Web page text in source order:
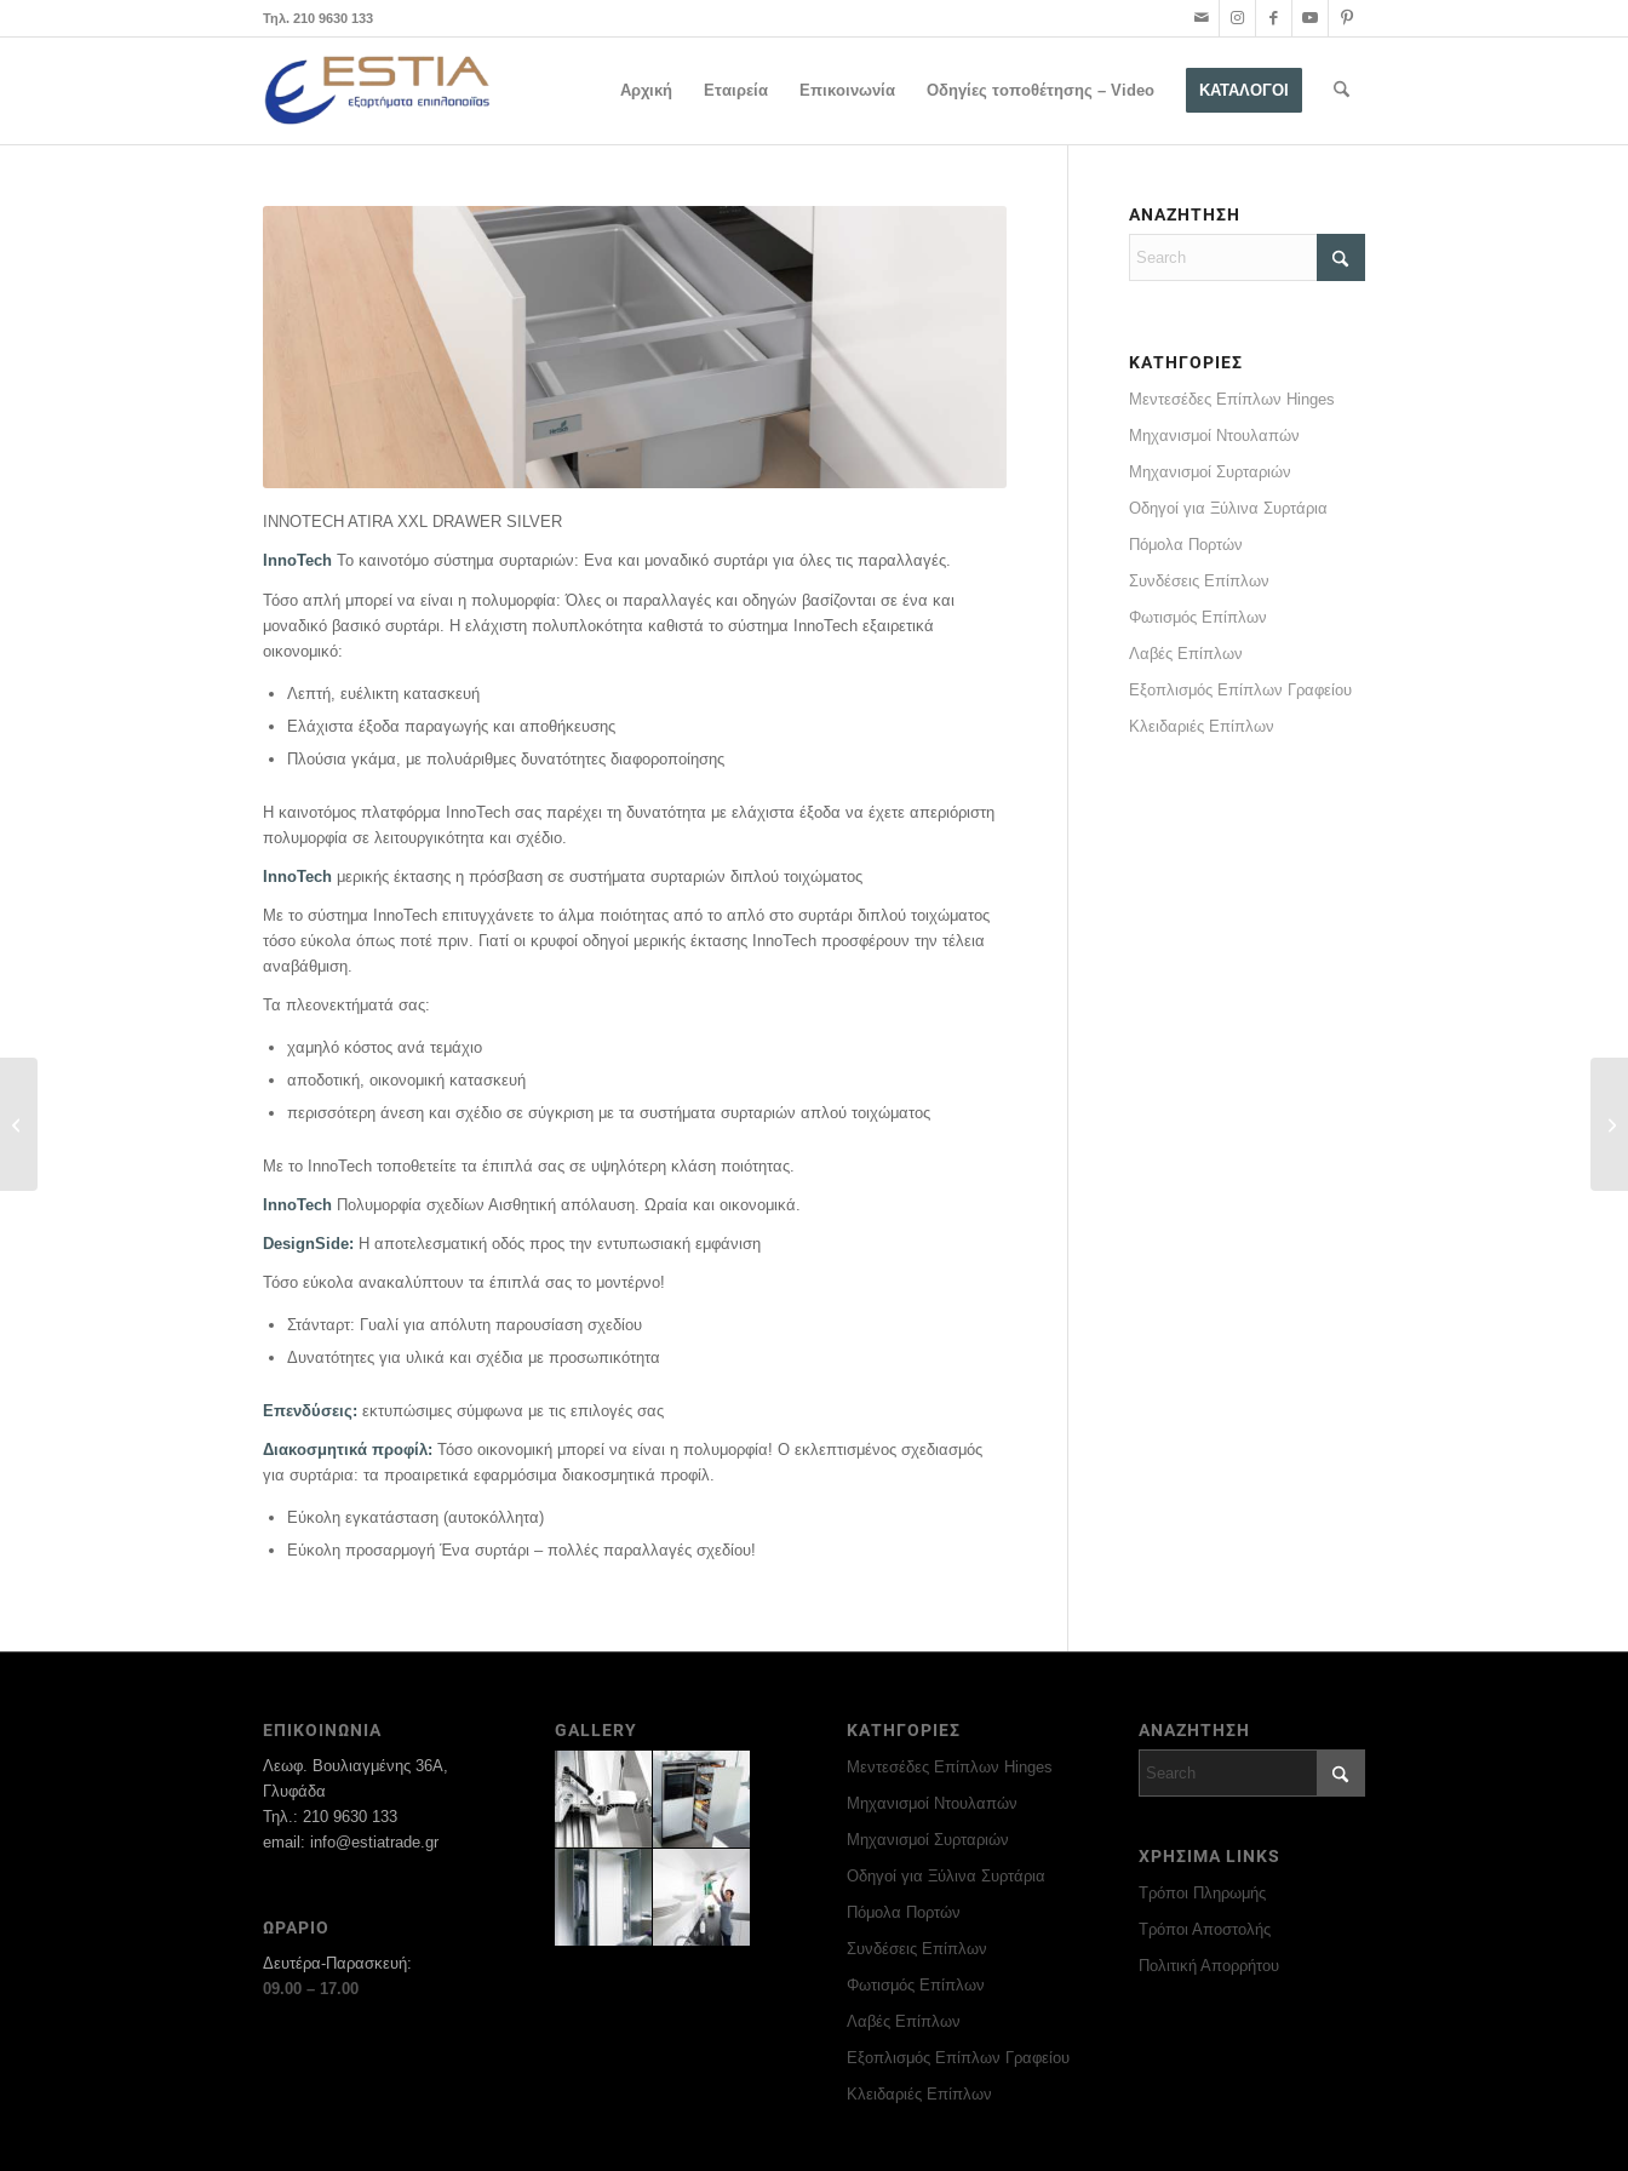
Τηλ. 210 9630 133
Αρχική Εταιρεία Επικοινωνία Οδηγίες τοποθέτησης – Video ΚΑΤΑΛΟΓΟΙ
INNOTECH ATIRA XXL DRAWER SILVER
InnoTech Το καινοτόμο σύστημα συρταριών: Ενα και μοναδικό συρτάρι για όλες τις παραλλαγές.
Τόσο απλή μπορεί να είναι η πολυμορφία: Όλες οι παραλλαγές και οδηγών βασίζονται σε ένα και
μοναδικό βασικό συρτάρι. Η ελάχιστη πολυπλοκότητα καθιστά το σύστημα InnoTech εξαιρετικά
οικονομικό:
Λεπτή, ευέλικτη κατασκευή
Ελάχιστα έξοδα παραγωγής και αποθήκευσης
Πλούσια γκάμα, με πολυάριθμες δυνατότητες διαφοροποίησης
Η καινοτόμος πλατφόρμα InnoTech σας παρέχει τη δυνατότητα με ελάχιστα έξοδα να έχετε απεριόριστη
πολυμορφία σε λειτουργικότητα και σχέδιο.
InnoTech μερικής έκτασης η πρόσβαση σε συστήματα συρταριών διπλού τοιχώματος
Με το σύστημα InnoTech επιτυγχάνετε το άλμα ποιότητας από το απλό στο συρτάρι διπλού τοιχώματος
τόσο εύκολα όπως ποτέ πριν. Γιατί οι κρυφοί οδηγοί μερικής έκτασης InnoTech προσφέρουν την τέλεια
αναβάθμιση.
Τα πλεονεκτήματά σας:
χαμηλό κόστος ανά τεμάχιο
αποδοτική, οικονομική κατασκευή
περισσότερη άνεση και σχέδιο σε σύγκριση με τα συστήματα συρταριών απλού τοιχώματος
Με το InnoTech τοποθετείτε τα έπιπλά σας σε υψηλότερη κλάση ποιότητας.
InnoTech Πολυμορφία σχεδίων Αισθητική απόλαυση. Ωραία και οικονομικά.
DesignSide: Η αποτελεσματική οδός προς την εντυπωσιακή εμφάνιση
Τόσο εύκολα ανακαλύπτουν τα έπιπλά σας το μοντέρνο!
Στάνταρτ: Γυαλί για απόλυτη παρουσίαση σχεδίου
Δυνατότητες για υλικά και σχέδια με προσωπικότητα
Επενδύσεις: εκτυπώσιμες σύμφωνα με τις επιλογές σας
Διακοσμητικά προφίλ: Τόσο οικονομική μπορεί να είναι η πολυμορφία! Ο εκλεπτισμένος σχεδιασμός
για συρτάρια: τα προαιρετικά εφαρμόσιμα διακοσμητικά προφίλ.
Εύκολη εγκατάσταση (αυτοκόλλητα)
Εύκολη προσαρμογή Ένα συρτάρι – πολλές παραλλαγές σχεδίου!
ΑΝΑΖΗΤΗΣΗ
ΚΑΤΗΓΟΡΙΕΣ
Μεντεσέδες Επίπλων Hinges
Μηχανισμοί Ντουλαπών
Μηχανισμοί Συρταριών
Οδηγοί για Ξύλινα Συρτάρια
Πόμολα Πορτών
Συνδέσεις Επίπλων
Φωτισμός Επίπλων
Λαβές Επίπλων
Εξοπλισμός Επίπλων Γραφείου
Κλειδαριές Επίπλων
ΕΠΙΚΟΙΝΩΝΙΑ
Λεωφ. Βουλιαγμένης 36Α,
Γλυφάδα
Τηλ.: 210 9630 133
email: info@estiatrade.gr
ΩΡΑΡΙΟ
Δευτέρα-Παρασκευή:
09.00 – 17.00
GALLERY ΚΑΤΗΓΟΡΙΕΣ
Μεντεσέδες Επίπλων Hinges
Μηχανισμοί Ντουλαπών
Μηχανισμοί Συρταριών
Οδηγοί για Ξύλινα Συρτάρια
Πόμολα Πορτών
Συνδέσεις Επίπλων
Φωτισμός Επίπλων
Λαβές Επίπλων
Εξοπλισμός Επίπλων Γραφείου
Κλειδαριές Επίπλων
ΑΝΑΖΗΤΗΣΗ
ΧΡΗΣΙΜΑ LINKS
Τρόποι Πληρωμής
Τρόποι Αποστολής
Πολιτική Απορρήτου